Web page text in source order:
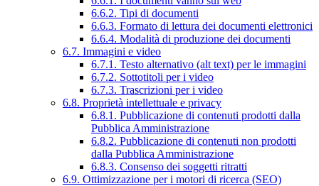
6.6.2. Tipi di documenti
6.6.3. Formato di lettura dei documenti elettronici
6.6.4. Modalità di produzione dei documenti
6.7. Immagini e video
6.7.1. Testo alternativo (alt text) per le immagini
6.7.2. Sottotitoli per i video
6.7.3. Trascrizioni per i video
6.8. Proprietà intellettuale e privacy
6.8.1. Pubblicazione di contenuti prodotti dalla
Pubblica Amministrazione
6.8.2. Pubblicazione di contenuti non prodotti
dalla Pubblica Amministrazione
6.8.3. Consenso dei soggetti ritratti
6.9. Ottimizzazione per i motori di ricerca (SEO)